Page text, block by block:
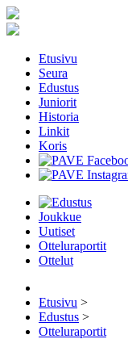
Etusivu
Seura
Edustus
Juniorit
Historia
Linkit
Koris
Joukkue
Uutiset
Otteluraportit
Ottelut
Etusivu >
Edustus >
Otteluraportit